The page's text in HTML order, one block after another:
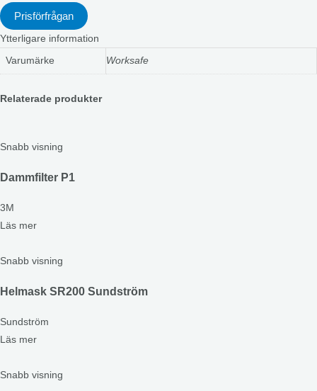
Prisförfrågan
Ytterligare information
Varumärke Worksafe
Relaterade produkter
Snabb visning
Dammfilter P1
3M
Läs mer
Snabb visning
Helmask SR200 Sundström
Sundström
Läs mer
Snabb visning